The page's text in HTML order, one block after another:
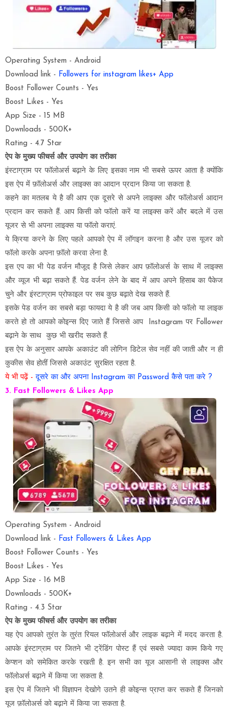
Operating System - Android
Download link - Followers for instagram likes+ App
Boost Follower Counts - Yes
Boost Likes - Yes
App Size - 15 MB
Downloads - 500K+
Rating - 4.7 Star
ऐप के मुख्य फीचर्स औरउपयोग का तरीका
इंस्टाग्राम पर फॉलोअर्स बढ़ाने के लिए इसका नाम भी सबसे ऊपर आता है क्योंकि
इस ऐप में फ़ॉलोअर्स और लाइक्स का आदान प्रदान किया जा सकता है.
कहने का मतलब ये है की आप एक दूसरे से अपने लाइक्स और फॉलोअर्स आदान
प्रदान कर सकते हैं. आप किसी को फॉलो करें या लाइक्स करें और बदले में उस
यूजर से भी अपना लाइक्स या फॉलो कराएं.
ये क्रिया करने के लिए पहले आपको ऐप में लॉगइन करना है और उस यूजर को
फॉलो करके अपना फ़ॉलो करवा लेना है.
इस एप का भी पेड वर्जन मौजूद है जिसे लेकर आप फ़ॉलोअर्स के साथ में लाइक्स
और व्यूज भी बढ़ा सकते हैं. पेड वर्जन लेने के बाद में आप अपने हिसाब का पैकेज
चुने और इंस्टाग्राम प्रोफाइल पर सब कुछ बढ़ाते देख सकते हैं.
इसके पेड वर्जन का सबसे बड़ा फायदा ये है की जब आप किसी को फॉलो या लाइक
करते हो तो आपको कोइन्स दिए जाते हैं जिससे आप Instagram पर Follower
बढ़ाने के साथ कुछ भी खरीद सकते हैं.
इस ऐप के अनुसार आपके अकाउंट की लोगिन डिटेल सेव नहीं की जाती और न ही
कुकीस सेव होतीं जिससे अकाउंट सुरक्षित रहता है.
ये भी पढ़ें - दूसरे का और अपना Instagram का Password कैसे पता करे ?
3. Fast Followers & Likes App
Operating System - Android
Download link - Fast Followers & Likes App
Boost Follower Counts - Yes
Boost Likes - Yes
App Size - 16 MB
Downloads - 500K+
Rating - 4.3 Star
ऐप के मुख्य फीचर्स औरउपयोग का तरीका
यह ऐप आपको तुरंत के तुरंत रियल फॉलोअर्स और लाइक बढ़ाने में मदद करता है.
आपके इंस्टाग्राम पर जितने भी ट्रेंडिंग पोस्ट हैं एवं सबसे ज्यादा काम किये गए
केप्शन को समेकित करके रखती है. इन सभी का यूज आसानी से लाइक्स और
फॉलोअर्स बढ़ाने में किया जा सकता है.
इस ऐप में जितने भी विज्ञापन देखोगे उतने ही कोइन्स प्राप्त कर सकते हैं जिनको
यूज फ़ॉलोअर्स को बढ़ाने में किया जा सकता है.